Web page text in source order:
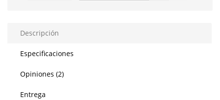
Descripción
Especificaciones
Opiniones (2)
Entrega